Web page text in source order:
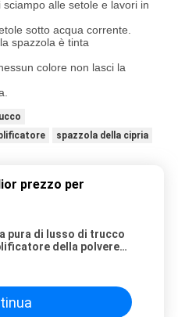
alle setole e lavori in
sotto acqua corrente.
spazzola è tinta
colore non lasci la
spazzola della cipria
prezzo per
pura di lusso di trucco
della polvere